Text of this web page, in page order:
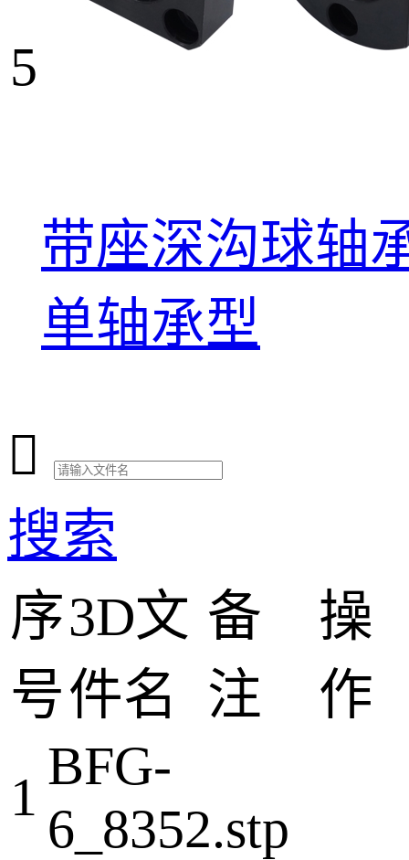
5
带座深沟球轴
单轴承型

搜索
序
号
3D文
件名
备
注
操
作
1
BFG-
6_8352.stp